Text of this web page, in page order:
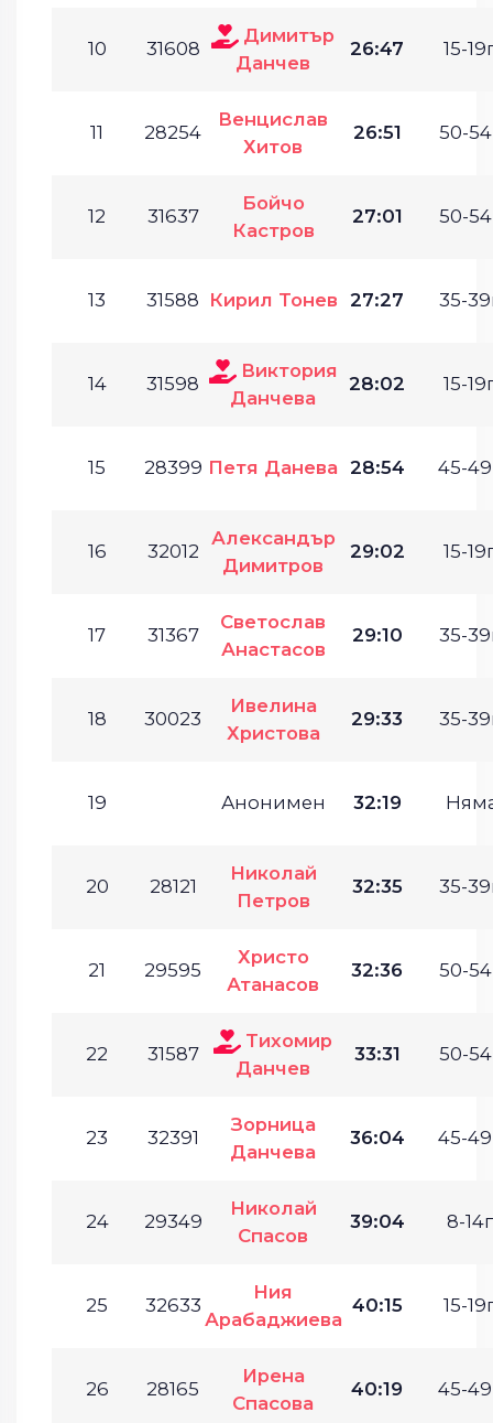
10 31608
Димитър
Данчев
26:47 15-
11 28254
Венцислав
Хитов
26:51 50-
12 31637
Бойчо
Кастров
27:01 50-
13 31588 Кирил Тонев 27:27 35-
14 31598
Виктория
Данчева
28:02 15-
15 28399 Петя Данева 28:54 45-
16 32012
Александър
Димитров
29:02 15-
17 31367
Светослав
Анастасов
29:10 35-
18 30023
Ивелина
Христова
29:33 35-
19 Анонимен 32:19
20 28121
Николай
Петров
32:35 35-
21 29595
Христо
Атанасов
32:36 50-
22 31587
Тихомир
Данчев
33:31 50-
23 32391
Зорница
Данчева
36:04 45-
24 29349
Николай
Спасов
39:04 8-
25 32633
Ния
Арабаджиева
40:15 15-
26 28165
Ирена
Спасова
40:19 45-